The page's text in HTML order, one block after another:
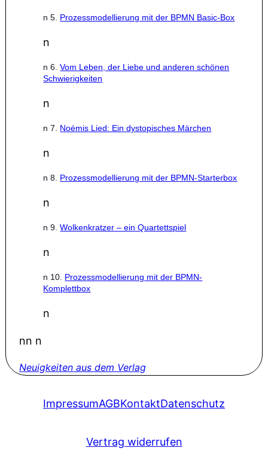
n5. Prozessmodellierung mit der BPMN Basic-Box
n
n6.Vom Leben, der Liebe und anderen schönen
Schwierigkeiten
n
n7. Noémis Lied: Ein dystopisches Märchen
n
n8. Prozessmodellierung mit der BPMN-Starterbox
n
n9.Wolkenkratzer – ein Quartettspiel
n
n 10. Prozessmodellierung mit der BPMN-
Komplettbox
n
nn n
Neuigkeiten aus dem Verlag
ImpressumAGBKontaktDatenschutz
Vertrag widerrufen